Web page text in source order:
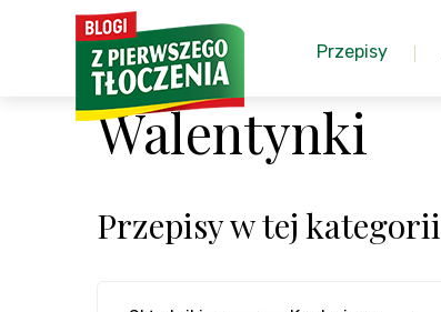
Przepisy
Walentynki
Przepisy w tej kategorii